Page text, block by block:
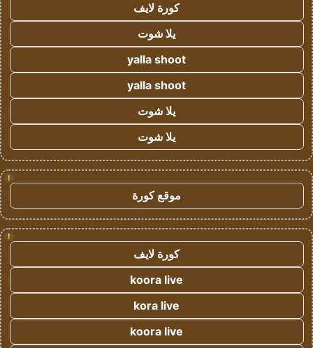
كورة لايف
يلا شوت
yalla shoot
yalla shoot
يلا شوت
يلا شوت
!
موقع كورة
!
كورة لايف
koora live
kora live
koora live